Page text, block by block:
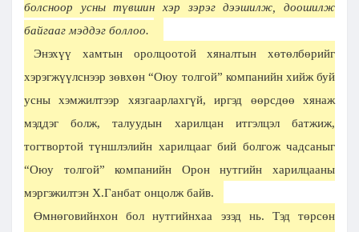
болсноор усны түвшин хэр зэрэг дээшилж, доошилж
байгааг мэддэг боллоо.
Энэхүү хамтын оролцоотой хяналтын хөтөлбөрийг
хэрэгжүүлснээр зөвхөн “Оюу толгой” компанийн хийж буй
усны хэмжилтээр хязгаарлахгүй, иргэд өөрсдөө хянаж
мэддэг болж, талуудын харилцан итгэлцэл батжиж,
тогтвортой түншлэлийн харилцааг бий болгож чадсаныг
“Оюу толгой” компанийн Орон нутгийн харилцааны
мэргэжилтэн Х.Ганбат онцолж байв.
Өмнөговийнхон бол нутгийнхаа эзэд нь. Тэд төрсөн